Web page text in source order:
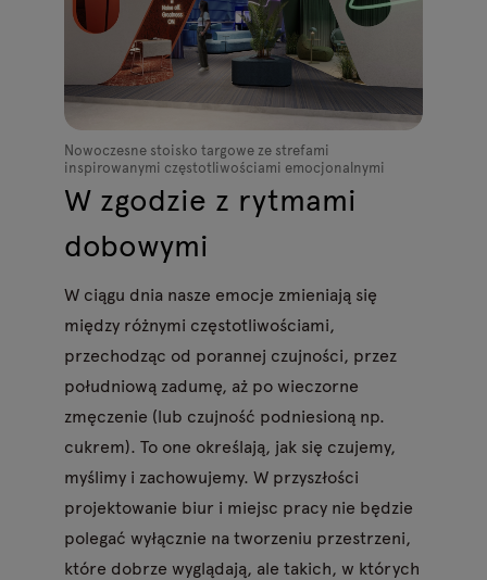
Nowoczesne stoisko targowe ze strefami
inspirowanymi częstotliwościami emocjonalnymi
W zgodzie z rytmami
dobowymi
W ciągu dnia nasze emocje zmieniają się
między różnymi częstotliwościami,
przechodząc od porannej czujności, przez
południową zadumę, aż po wieczorne
zmęczenie (lub czujność podniesioną np.
cukrem). To one określają, jak się czujemy,
myślimy i zachowujemy. W przyszłości
projektowanie biur i miejsc pracy nie będzie
polegać wyłącznie na tworzeniu przestrzeni,
które dobrze wyglądają, ale takich, w których